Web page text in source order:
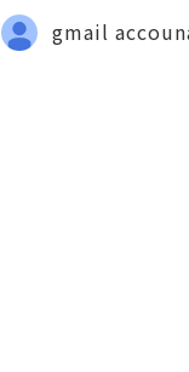
💎💲💫🌐✨💎Fast
🌐✨💎WhatsApp :+1
gmail